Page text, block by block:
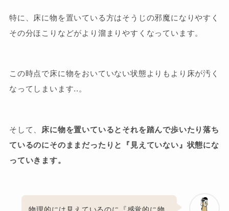
特に、床に物を置いている方はそうじの邪魔になりやすく
その分ほこりなどがより溜まりやすくなっています。
この時点で床に物をおいていない状態よりもより床が汚く
なってしまいます..。
そして、
床に物を置いているとそれを踏んで歩いたり落ち
ているのにそのままだったりと『見えていない』状態にな
っていきます。